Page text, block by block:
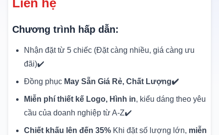
Chương trình hấp dẫn:
Nhận đặt từ 5 chiếc (Đặt càng nhiều, giá càng ưu
đãi)✔️
Đồng phục May Sẵn Giá Rẻ, Chất Lượng✔️
Miễn phí thiết kế Logo, Hình in, kiểu dáng theo yêu
cầu của doanh nghiệp từ A-Z✔️
Chiết khấu lên đến 35% Khi đặt số lượng lớn, miễn